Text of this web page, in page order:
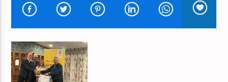
ONCE UPON A LONG AGO
PAUL MCCARTNEY